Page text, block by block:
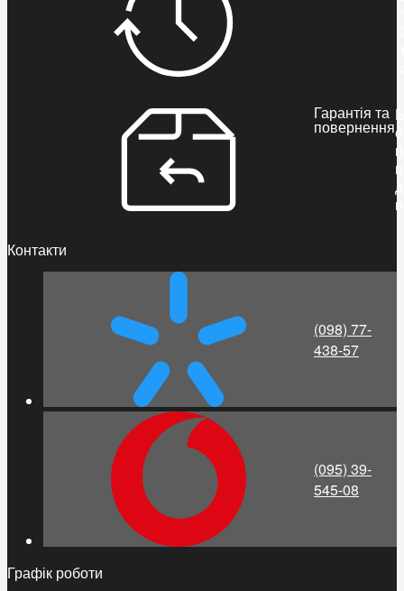
Гарантія та
повернення
Контакти
(098) 77-
438-57
(095) 39-
545-08
Графік роботи